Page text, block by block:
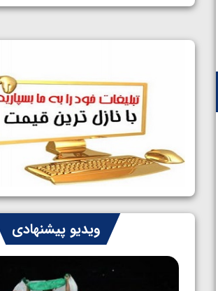
نمایندگان ایران مشخص شدند
سوم برای ایران
ایران چشم به راه چهار مدال در پنج وزن
دوم کشتی فرنگی نوجوانان جهان
ویدیو پیشنهادی